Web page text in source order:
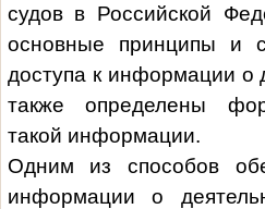
судов в Российской
основные принципы и
доступа к информации о
также определены
такой информации.
Одним из способов
информации о